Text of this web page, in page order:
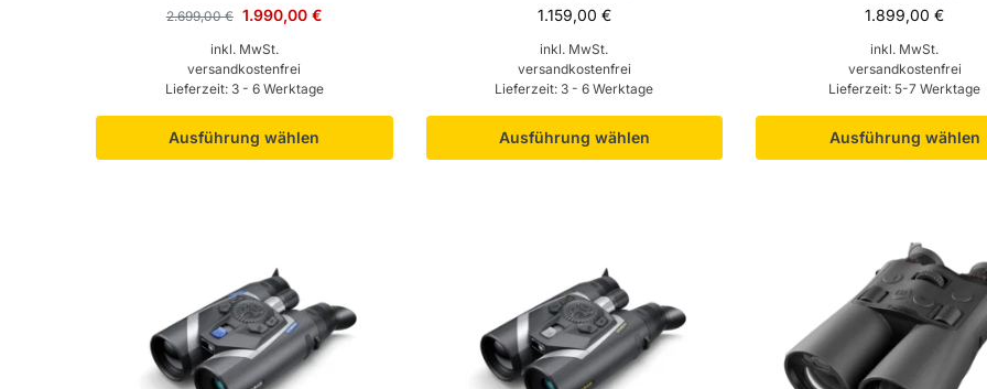
2.699,00€ 1.990,00 €
inkl. MwSt.
versandkostenfrei
Lieferzeit: 3 - 6 Werktage
Ausführung wählen
1.159,00 €
inkl. MwSt.
versandkostenfrei
Lieferzeit: 3 - 6 Werktage
Ausführung wählen
1.899,00€
inkl. MwSt.
versandkostenfrei
Lieferzeit: 5-7 Werktage
Ausführung wählen